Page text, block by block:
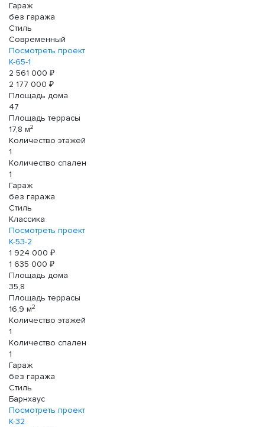
Гараж
без гаража
Стиль
Современный
Посмотреть проект
К-65-1
2 561 000 ₽
2 177 000 ₽
Площадь дома
47
Площадь террасы
17,8 м2
Количество этажей
1
Количество спален
1
Гараж
без гаража
Стиль
Классика
Посмотреть проект
К-53-2
1 924 000 ₽
1 635 000 ₽
Площадь дома
35,8
Площадь террасы
16,9 м2
Количество этажей
1
Количество спален
1
Гараж
без гаража
Стиль
Барнхаус
Посмотреть проект
К-32